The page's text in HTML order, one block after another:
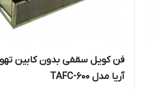
فن کویل سقفی بدون کابین
آریا مدل TAFC-600